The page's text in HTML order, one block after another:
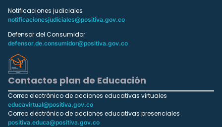
Notificaciones judiciales
notificacionesjudiciales@positiva.gov.co
Defensor del Consumidor
defensor.de.consumidor@positiva.gov.co
Contactos plan de Educación
Correo electrónico de acciones educativas virtuales
educavirtual@positiva.gov.co
Correo electrónico de acciones educativas presenciales
positiva.educa@positiva.gov.co